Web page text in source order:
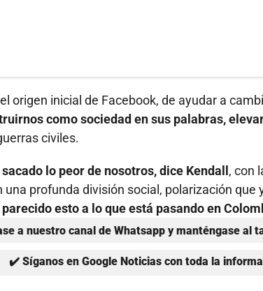
origen inicial de Facebook, de ayudar a
como sociedad en sus palabras,
civiles.
lo peor de nosotros, dice Kendall , con
una profunda división social, polarización
esto a lo que está pasando en
a nuestro canal de Whatsapp y manténgase al
✔️ Síganos en Google Noticias con toda la